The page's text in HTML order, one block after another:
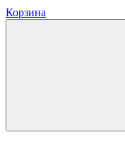
Корзина